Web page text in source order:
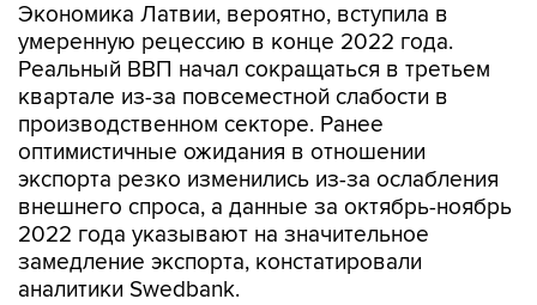
Экономика Латвии, вероятно, вступила в
умеренную рецессию в конце 2022 года.
Реальный ВВП начал сокращаться в третьем
квартале из-за повсеместной слабости в
производственном секторе. Ранее
оптимистичные ожидания в отношении
экспорта резко изменились из-за ослабления
внешнего спроса, а данные за октябрь-ноябрь
2022 года указывают на значительное
замедление экспорта, констатировали
аналитики Swedbank.